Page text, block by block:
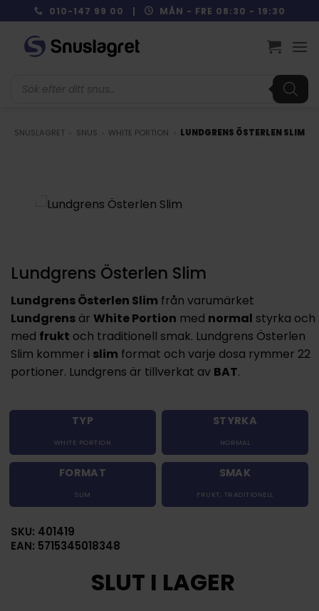
to
content
010-147 99 00 | MÅN - FRE 08:30 - 19:30
SNUSLAGRET SNUS WHITE PORTION LUNDGRENS ÖSTERLEN SLIM
Lundgrens Österlen Slim
Lundgrens Österlen Slim från varumärket
Lundgrens är White Portion med normal styrka och
med frukt och traditionell smak. Lundgrens Österlen
Slim kommer i slim format och varje dosa rymmer 22
portioner. Lundgrens är tillverkat av BAT.
TYP
WHITE PORTION
STYRKA
NORMAL
FORMAT
SLIM
SMAK
FRUKT, TRADITIONELL
SKU: 401419
EAN: 5715345018348
SLUT I LAGER